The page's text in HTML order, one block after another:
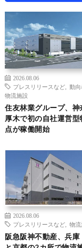
2026.08.06
プレスリリースなど
動向
物流施設
住友林業グループ、神
厚木で初の自社運営型
点が稼働開始
2026.08.06
プレスリリースなど
物流
阪急阪神不動産、兵庫